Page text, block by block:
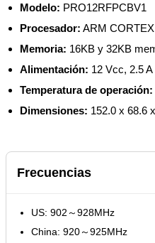
Modelo: PRO12RFPCBV1
Procesador: ARM
Memoria: 16KB y 32KB
Alimentación: 12 Vcc, 2.5 A
Temperatura de operación:
Dimensiones: 152.0 x 68.6
Frecuencias
US: 902～928MHz
China: 920～925MHz